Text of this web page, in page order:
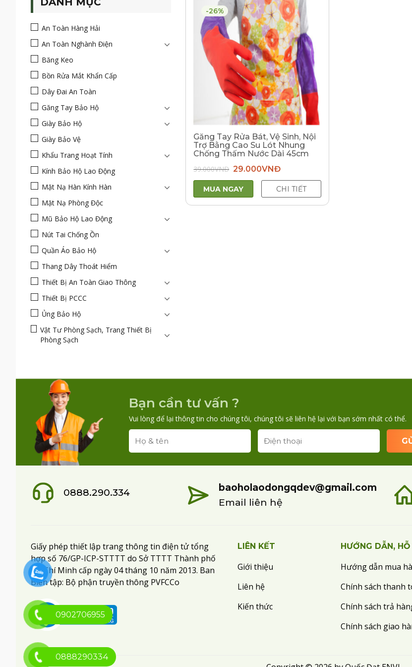
An Toàn Hàng Hải
An Toàn Nghành Điện
Băng Keo
Bồn Rửa Mắt Khẩn Cấp
Dây Đai An Toàn
Găng Tay Bảo Hộ
Giày Bảo Hộ
Giày Bảo Vệ
Khẩu Trang Hoạt Tính
Kính Bảo Hộ Lao Động
Mặt Nạ Hàn Kính Hàn
Mặt Nạ Phòng Độc
Mũ Bảo Hộ Lao Động
Nút Tai Chống Ồn
Quần Áo Bảo Hộ
Thang Dây Thoát Hiểm
Thiết Bị An Toàn Giao Thông
Thiết Bị PCCC
Ủng Bảo Hộ
Vật Tư Phòng Sạch, Trang Thiết Bị
Phòng Sạch
-26%
Găng Tay Rửa Bát, Vệ Sinh, Nội
Trợ Bằng Cao Su Lót Nhung
Chống Thấm Nước Dài 45cm
39.000VNĐ Giá
gốc
là:
39.000VNĐ.
29.000VNĐGiá
tại
là:
29.000VNĐ.
MUA NGAY CHI TIẾT
Bạn cần tư vấn ?
Vui lòng để lại thông tin cho chúng tôi, chúng tôi sẽ liên hệ lại với bạn sớm nhất có thể.
0888.290.334
baoholaodongqdev@gmail.com
Email liên hệ
Giấy phép thiết lập trang thông tin điện tử tổng
hợp số 76/GP-ICP-STTTT do Sở TTTT Thành phố
Hồ Chí Minh cấp ngày 04 tháng 10 năm 2013. Ban
Biên tập: Bộ phận truyền thông PVFCCo
LIÊN KẾT
Giới thiệu
Liên hệ
Kiến thức
HƯỚNG DẪN,
Hướng dẫn mua
Chính sách thanh
Chính sách trả
Chính sách giao
0902706955
0888290334